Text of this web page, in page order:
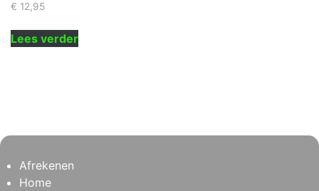
€ 12,95
Lees verder
Afrekenen
Home